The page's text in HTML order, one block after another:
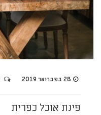
28 בפברואר 2019
פינת אוכל כפרית